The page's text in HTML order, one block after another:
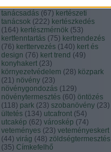
(126) kertészet (118) kertészeti
tanácsadás (67) kertészeti
tanácsok (222) kertészkedés
(164) kertészmérnök (53)
kertfenntartás (75) kertrendezés
(76) kerttervezés (140) kert és
design (76) kert trend (49)
konyhakert (23)
környezetvédelem (28) közpark
(21) növény (23)
növénygondozás (129)
növénytermesztés (60) öntözés
(118) park (23) szobanövény (23)
ültetés (134) utcafront (54)
utcakép (62) városkép (74)
veteményes (23) veteményeskert
(44) virág (48) zöldségtermesztés
(35) Címkefelhő